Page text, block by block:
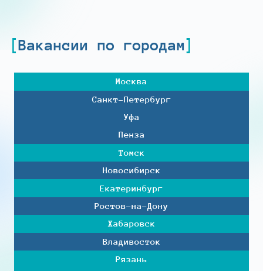
Вакансии по городам
Москва
Санкт-Петербург
Уфа
Пенза
Томск
Новосибирск
Екатеринбург
Ростов-на-Дону
Хабаровск
Владивосток
Рязань